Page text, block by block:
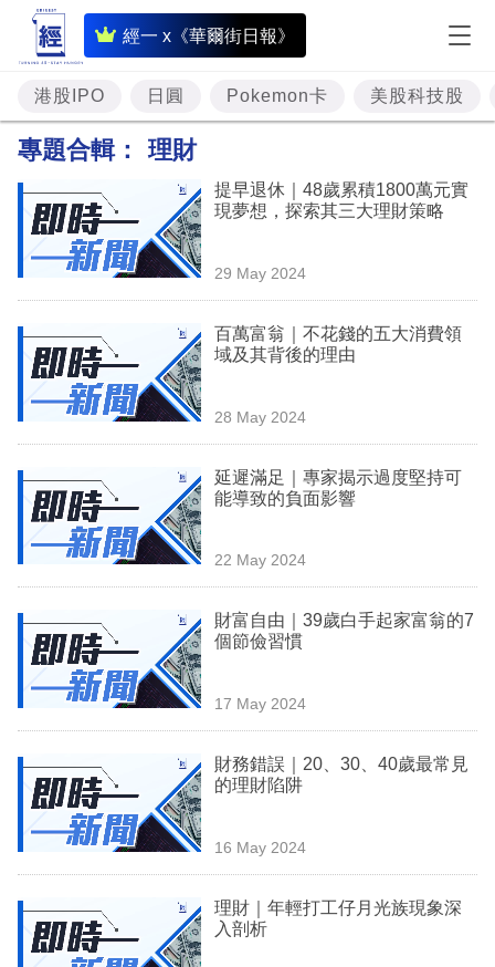
經一 x《華爾街日報》
即
時
財
經
投
資
理
業
科
技
場
生
時
事
訂
港股IPO 日圓 Pokemon卡 美股科技股
專題合輯： 理財
提早退休｜48歲累積1800萬元實
現夢想，探索其三大理財策略
29 May 2024
百萬富翁｜不花錢的五大消費領
域及其背後的理由
28 May 2024
延遲滿足｜專家揭示過度堅持可
能導致的負面影響
22 May 2024
財富自由｜39歲白手起家富翁的7
個節儉習慣
17 May 2024
財務錯誤｜20、30、40歲最常見
的理財陷阱
16 May 2024
理財｜年輕打工仔月光族現象深
入剖析